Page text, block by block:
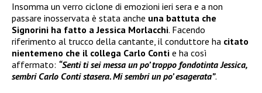
Insomma un verro ciclone di emozioni ieri sera e a non
passare inosservata è stata anche una battuta che
Signorini ha fatto a Jessica Morlacchi. Facendo
riferimento al trucco della cantante, il conduttore ha citato
nientemeno che il collega Carlo Conti e ha così
affermato: “Senti ti sei messa un po’ troppo fondotinta Jessica,
sembri Carlo Conti stasera. Mi sembri un po’ esagerata”.